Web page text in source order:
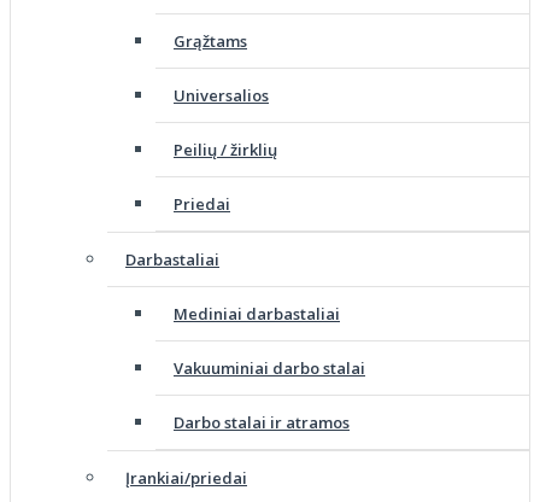
Grąžtams
Universalios
Peilių / žirklių
Priedai
Darbastaliai
Mediniai darbastaliai
Vakuuminiai darbo stalai
Darbo stalai ir atramos
Įrankiai/priedai